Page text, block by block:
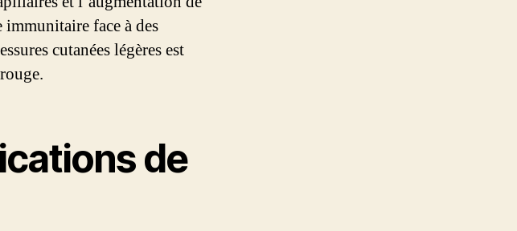
immunitaire face à des
cutanées légères est
de